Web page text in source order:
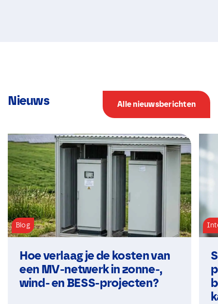
Nieuws Alle nieuwsberichten
Blog
Hoe verlaag je de kosten van
een MV-netwerk in zonne-,
wind- en BESS-projecten?